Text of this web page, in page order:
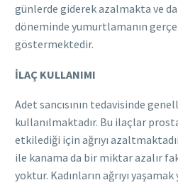
günlerde giderek azalmakta ve
döneminde yumurtlamanın
göstermektedir.
İLAÇ KULLANIMI
Adet sancısının tedavisinde
kullanılmaktadır. Bu ilaçlar
etkilediği için ağrıyı
ile kanama da bir miktar azalır
yoktur. Kadınların ağrıyı